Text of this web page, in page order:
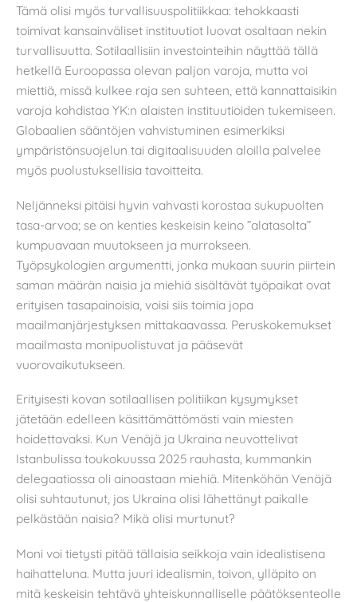
Tämä olisi myös turvallisuuspolitiikkaa: tehokkaasti
toimivat kansainväliset instituutiot luovat osaltaan nekin
turvallisuutta. Sotilaallisiin investointeihin näyttää tällä
hetkellä Euroopassa olevan paljon varoja, mutta voi
miettiä, missä kulkee raja sen suhteen, että kannattaisikin
varoja kohdistaa YK:n alaisten instituutioiden tukemiseen.
Globaalien sääntöjen vahvistuminen esimerkiksi
ympäristönsuojelun tai digitaalisuuden aloilla palvelee
myös puolustuksellisia tavoitteita.
Neljänneksi pitäisi hyvin vahvasti korostaa sukupuolten
tasa-arvoa; se on kenties keskeisin keino ”alatasolta”
kumpuavaan muutokseen ja murrokseen.
Työpsykologien argumentti, jonka mukaan suurin piirtein
saman määrän naisia ja miehiä sisältävät työpaikat ovat
erityisen tasapainoisia, voisi siis toimia jopa
maailmanjärjestyksen mittakaavassa. Peruskokemukset
maailmasta monipuolistuvat ja pääsevät
vuorovaikutukseen.
Erityisesti kovan sotilaallisen politiikan kysymykset
jätetään edelleen käsittämättömästi vain miesten
hoidettavaksi. Kun Venäjä ja Ukraina neuvottelivat
Istanbulissa toukokuussa 2025 rauhasta, kummankin
delegaatiossa oli ainoastaan miehiä. Mitenköhän Venäjä
olisi suhtautunut, jos Ukraina olisi lähettänyt paikalle
pelkästään naisia? Mikä olisi murtunut?
Moni voi tietysti pitää tällaisia seikkoja vain idealistisena
haihatteluna. Mutta juuri idealismin, toivon, ylläpito on
mitä keskeisin tehtävä yhteiskunnalliselle päätöksenteolle